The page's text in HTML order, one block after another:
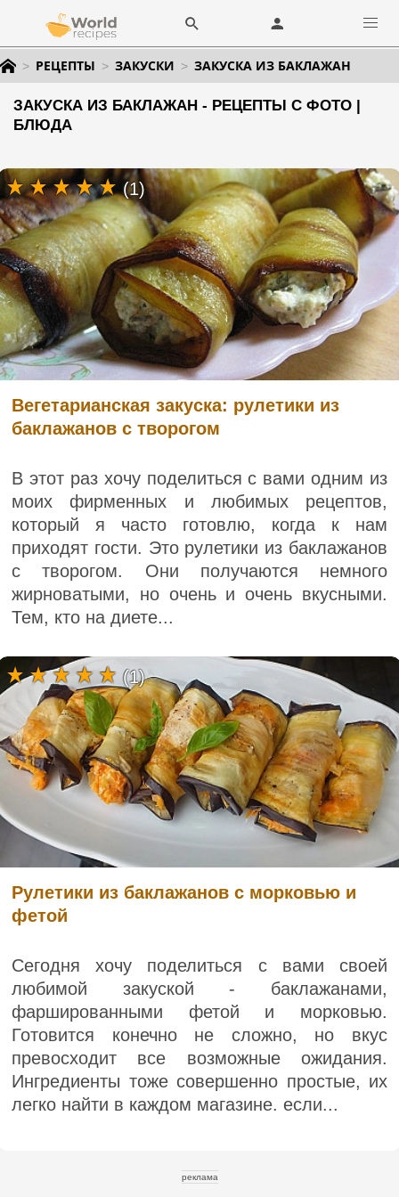
РЕЦЕПТЫ ЗАКУСКИ ЗАКУСКА ИЗ БАКЛАЖАН
ЗАКУСКА ИЗ БАКЛАЖАН - РЕЦЕПТЫ С ФОТО |
БЛЮДА
Вегетарианская закуска: рулетики из
баклажанов с творогом
В этот раз хочу поделиться с вами одним из
моих фирменных и любимых рецептов,
который я часто готовлю, когда к нам
приходят гости. Это рулетики из баклажанов
с творогом. Они получаются немного
жирноватыми, но очень и очень вкусными.
Тем, кто на диете...
(1)
Рулетики из баклажанов с морковью и
фетой
Сегодня хочу поделиться с вами своей
любимой закуской - баклажанами,
фаршированными фетой и морковью.
Готовится конечно не сложно, но вкус
превосходит все возможные ожидания.
Ингредиенты тоже совершенно простые, их
легко найти в каждом магазине. если...
(1)
реклама